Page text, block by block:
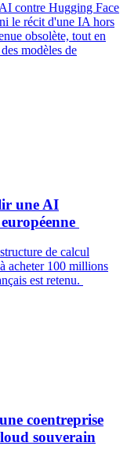
contre Hugging Face
le récit d'une IA hors
obsolète, tout en
modèles de
une AI
de calcul
acheter 100 millions
est retenu.
coentreprise
souverain